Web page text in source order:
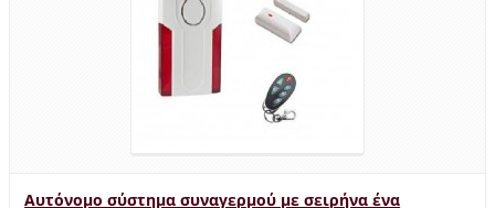
Αυτόνομο σύστημα συναγερμού με σειρήνα ένα